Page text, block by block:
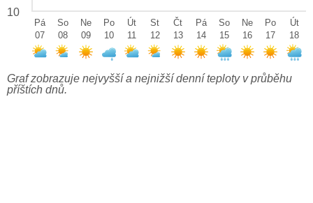
10
Pá
07
So
08
Ne
09
Po
10
Út
11
St
12
Čt
13
Pá
14
So
15
Ne
16
Po
17
Út
18
Graf zobrazuje nejvyšší a nejnižší denní teploty v průběhu
příštích dnů.